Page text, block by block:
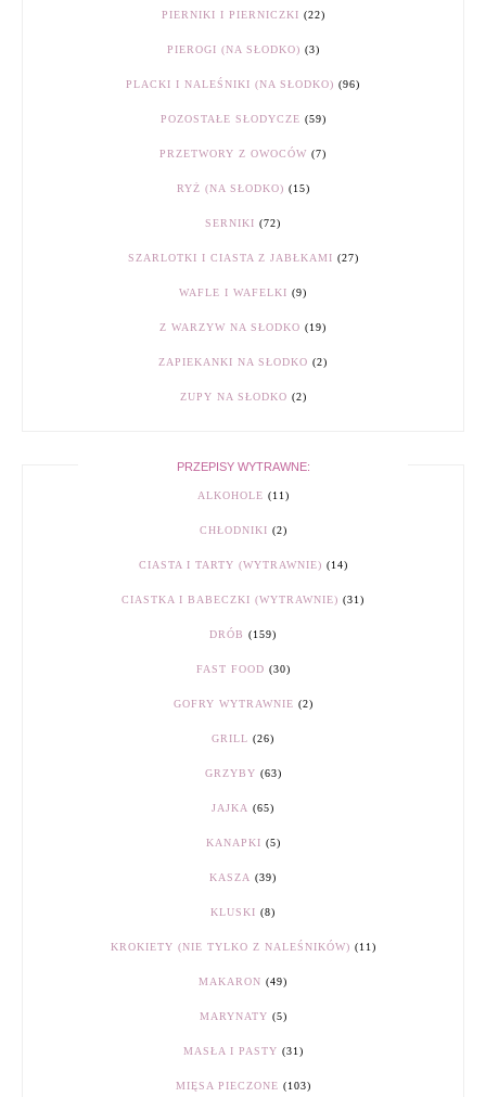
PIERNIKI I PIERNICZKI (22)
PIEROGI (NA SŁODKO) (3)
PLACKI I NALEŚNIKI (NA SŁODKO) (96)
POZOSTAŁE SŁODYCZE (59)
PRZETWORY Z OWOCÓW (7)
RYŻ (NA SŁODKO) (15)
SERNIKI (72)
SZARLOTKI I CIASTA Z JABŁKAMI (27)
WAFLE I WAFELKI (9)
Z WARZYW NA SŁODKO (19)
ZAPIEKANKI NA SŁODKO (2)
ZUPY NA SŁODKO (2)
PRZEPISY WYTRAWNE:
ALKOHOLE (11)
CHŁODNIKI (2)
CIASTA I TARTY (WYTRAWNIE) (14)
CIASTKA I BABECZKI (WYTRAWNIE) (31)
DRÓB (159)
FAST FOOD (30)
GOFRY WYTRAWNIE (2)
GRILL (26)
GRZYBY (63)
JAJKA (65)
KANAPKI (5)
KASZA (39)
KLUSKI (8)
KROKIETY (NIE TYLKO Z NALEŚNIKÓW) (11)
MAKARON (49)
MARYNATY (5)
MASŁA I PASTY (31)
MIĘSA PIECZONE (103)